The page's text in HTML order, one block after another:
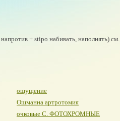
+ stipo набивать, наполнять) см.
ощущение
Ошманна артротомия
очковые С. ФОТОХРОМНЫЕ